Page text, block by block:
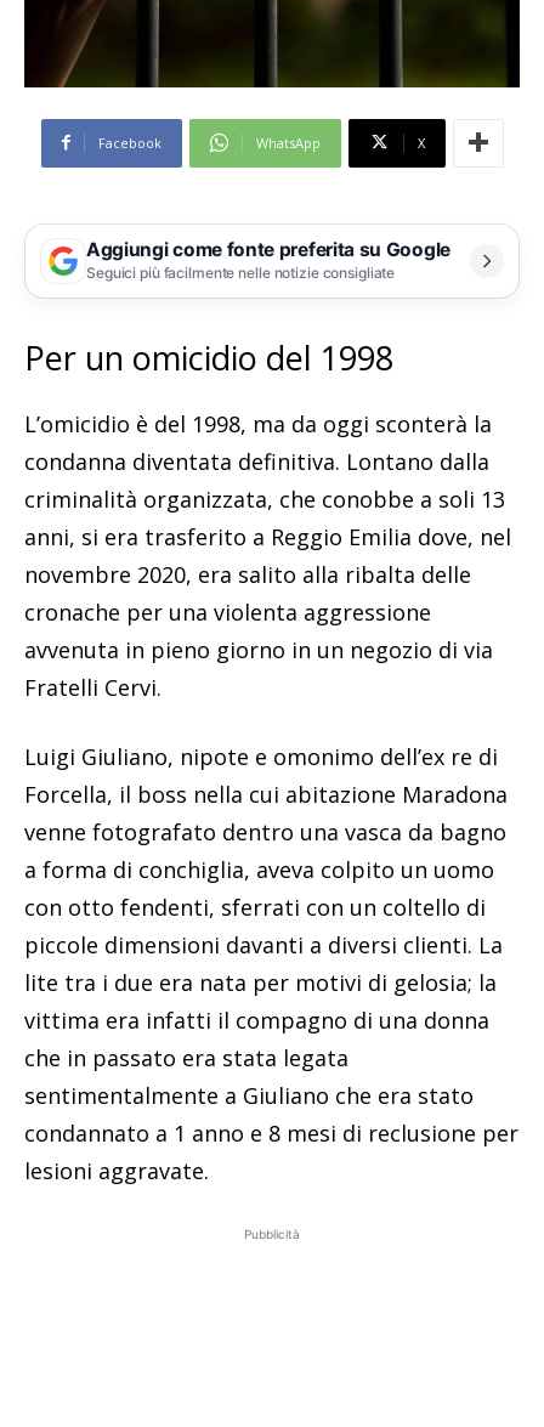
Facebook WhatsApp X
Aggiungi come fonte preferita su Google
Seguici più facilmente nelle notizie consigliate
Per un omicidio del 1998
L’omicidio è del 1998, ma da oggi sconterà la
condanna diventata definitiva. Lontano dalla
criminalità organizzata, che conobbe a soli 13
anni, si era trasferito a Reggio Emilia dove, nel
novembre 2020, era salito alla ribalta delle
cronache per una violenta aggressione
avvenuta in pieno giorno in un negozio di via
Fratelli Cervi.
Luigi Giuliano, nipote e omonimo dell’ex re di
Forcella, il boss nella cui abitazione Maradona
venne fotografato dentro una vasca da bagno
a forma di conchiglia, aveva colpito un uomo
con otto fendenti, sferrati con un coltello di
piccole dimensioni davanti a diversi clienti. La
lite tra i due era nata per motivi di gelosia; la
vittima era infatti il compagno di una donna
che in passato era stata legata
sentimentalmente a Giuliano che era stato
condannato a 1 anno e 8 mesi di reclusione per
lesioni aggravate.
Pubblicità